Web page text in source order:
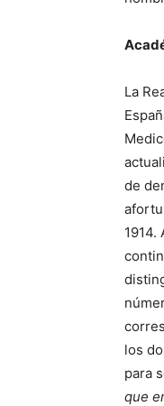
La
de
1914.
los
para
que